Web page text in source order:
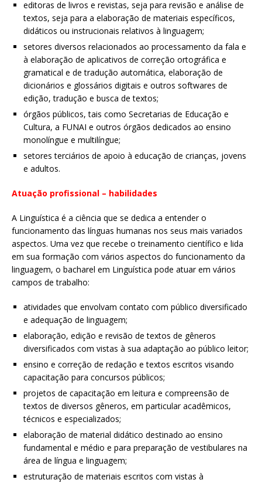
editoras de livros e revistas, seja para revisão e análise de
textos, seja para a elaboração de materiais específicos,
didáticos ou instrucionais relativos à linguagem;
setores diversos relacionados ao processamento da fala e
à elaboração de aplicativos de correção ortográfica e
gramatical e de tradução automática, elaboração de
dicionários e glossários digitais e outros softwares de
edição, tradução e busca de textos;
órgãos públicos, tais como Secretarias de Educação e
Cultura, a FUNAI e outros órgãos dedicados ao ensino
monolíngue e multilíngue;
setores terciários de apoio à educação de crianças, jovens
e adultos.
Atuação profissional – habilidades
A Linguística é a ciência que se dedica a entender o
funcionamento das línguas humanas nos seus mais variados
aspectos. Uma vez que recebe o treinamento científico e lida
em sua formação com vários aspectos do funcionamento da
linguagem, o bacharel em Linguística pode atuar em vários
campos de trabalho:
atividades que envolvam contato com público diversificado
e adequação de linguagem;
elaboração, edição e revisão de textos de gêneros
diversificados com vistas à sua adaptação ao público leitor;
ensino e correção de redação e textos escritos visando
capacitação para concursos públicos;
projetos de capacitação em leitura e compreensão de
textos de diversos gêneros, em particular acadêmicos,
técnicos e especializados;
elaboração de material didático destinado ao ensino
fundamental e médio e para preparação de vestibulares na
área de língua e linguagem;
estruturação de materiais escritos com vistas à